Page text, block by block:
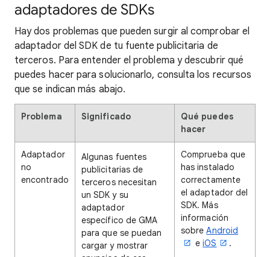
adaptadores de SDKs
Hay dos problemas que pueden surgir al comprobar el
adaptador del SDK de tu fuente publicitaria de
terceros. Para entender el problema y descubrir qué
puedes hacer para solucionarlo, consulta los recursos
que se indican más abajo.
Problema Significado
Qué puedes
hacer
Adaptador
no
encontrado
Algunas fuentes
publicitarias de
terceros necesitan
un SDK y su
adaptador
específico de GMA
para que se puedan
cargar y mostrar
Comprueba que
has instalado
correctamente
el adaptador del
SDK. Más
información
sobreAndroid
eiOS .